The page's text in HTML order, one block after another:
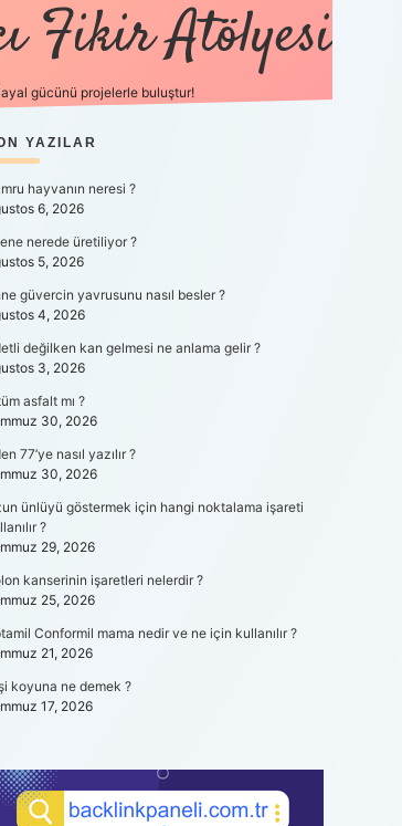
Fikir Atölyesi
gücünü projelerle buluştur!
YAZILAR
hayvanın neresi ?
6, 2026
nerede üretiliyor ?
5, 2026
güvercin yavrusunu nasıl besler ?
4, 2026
değilken kan gelmesi ne anlama gelir ?
3, 2026
asfalt mı ?
30, 2026
77’ye nasıl yazılır ?
30, 2026
ünlüyü göstermek için hangi noktalama işareti
?
29, 2026
kanserinin işaretleri nelerdir ?
25, 2026
Conformil mama nedir ve ne için kullanılır ?
21, 2026
koyuna ne demek ?
17, 2026